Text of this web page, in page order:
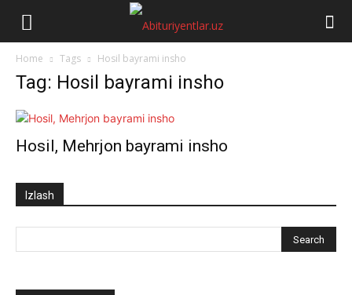
Home Tags Hosil bayrami insho
Tag: Hosil bayrami insho
Hosil, Mehrjon bayrami insho
Izlash